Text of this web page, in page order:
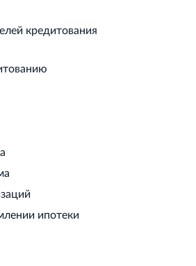
кредитования
ипотеки